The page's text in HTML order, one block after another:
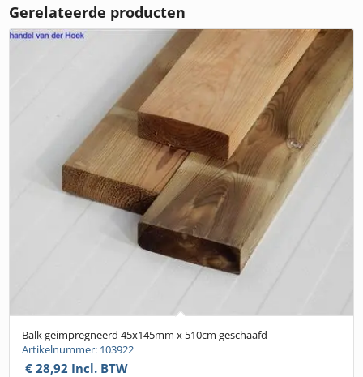
Gerelateerde producten
Balk geimpregneerd 45x145mm x 510cm geschaafd
Artikelnummer: 103922
€ 28,92 Incl. BTW